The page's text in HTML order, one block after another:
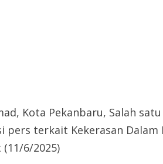
Kota Pekanbaru, Salah satu
terkait Kekerasan Dalam
6/2025)